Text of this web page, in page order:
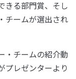
きる部門賞、そし
チームが選出され
・チームの紹介動
プレゼンターより